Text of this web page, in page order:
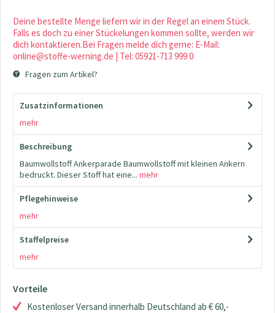
Deine bestellte Menge liefern wir in der Regel an einem Stück.
Falls es doch zu einer Stückelungen kommen sollte, werden wir
dich kontaktieren.Bei Fragen melde dich gerne: E-Mail:
online@stoffe-werning.de | Tel: 05921-713 999 0
Fragen zum Artikel?
Zusatzinformationen
mehr
Beschreibung
Baumwollstoff Ankerparade Baumwollstoff mit kleinen Ankern
bedruckt. Dieser Stoff hat eine... mehr
Pflegehinweise
mehr
Staffelpreise
mehr
Vorteile
Kostenloser Versand innerhalb Deutschland ab € 60,-